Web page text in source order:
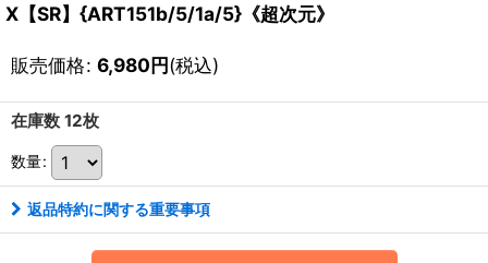
X【SR】{ART151b/5/1a/5}《超次元》
販売価格: 6,980円(税込)
在庫数 12枚
数量:
返品特約に関する重要事項